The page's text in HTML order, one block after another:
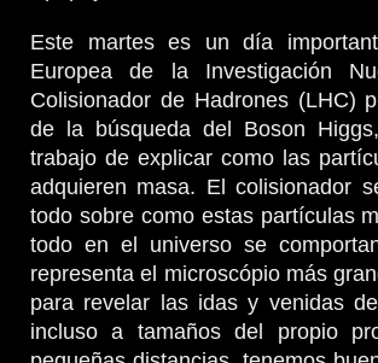
Este martes es un día
Europea de la Investigación
Colisionador de Hadrones (LHC)
de la búsqueda del Boson
trabajo de explicar como las
adquieren masa. El colisionador
todo sobre como estas partículas
todo en el universo se
representa el microscópio más
para revelar las idas y venidas
incluso a tamaños del propio